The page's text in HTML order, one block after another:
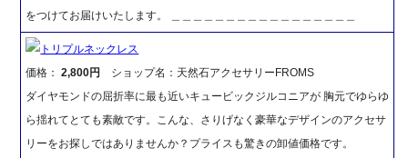
をつけてお届けいたします。 ＿＿＿＿＿＿＿＿＿＿＿＿＿＿＿＿＿
トリプルネックレス
価格：2,800円
ショップ名：天然石アクセサリーFROMS
ダイヤモンドの屈折率に最も近いキュービックジルコニアが 胸元でゆらゆ
ら揺れてとても素敵です。こんな、さりげなく豪華なデザインのアクセサ
リーをお探しではありませんか？プライスも驚きの卸値価格です。